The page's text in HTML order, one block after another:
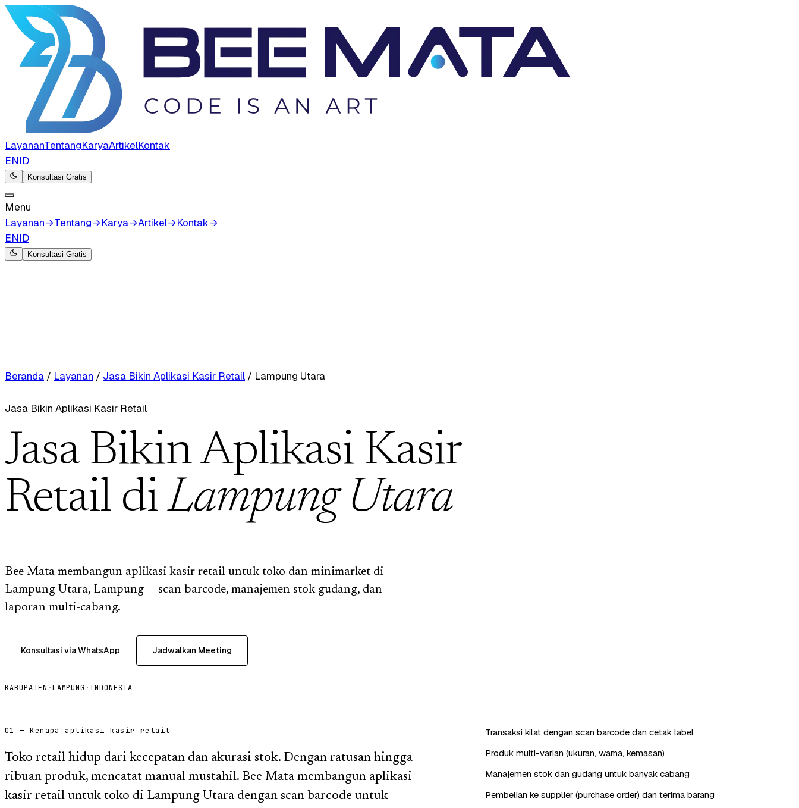
LayananTentangKaryaArtikelKontak
ENID
Konsultasi Gratis
Menu
Layanan→Tentang→Karya→Artikel→Kontak→
ENID
Konsultasi Gratis
Beranda / Layanan / Jasa Bikin Aplikasi Kasir Retail / Lampung Utara
Jasa Bikin Aplikasi Kasir Retail
Jasa Bikin Aplikasi Kasir
Retail diLampung Utara
Bee Mata membangun aplikasi kasir retail untuk toko dan minimarket di
Lampung Utara, Lampung — scan barcode, manajemen stok gudang, dan
laporan multi-cabang.
Konsultasi via WhatsApp Jadwalkan Meeting
KABUPATEN ·LAMPUNG · INDONESIA
01 — Kenapa aplikasi kasir retail
Toko retail hidup dari kecepatan dan akurasi stok. Dengan ratusan hingga
ribuan produk, mencatat manual mustahil. Bee Mata membangun aplikasi
kasir retail untuk toko di Lampung Utara dengan scan barcode untuk
Transaksi kilat dengan scan barcode dan cetak label
Produk multi-varian (ukuran, warna, kemasan)
Manajemen stok dan gudang untuk banyak cabang
Pembelian ke supplier (purchase order) dan terima barang